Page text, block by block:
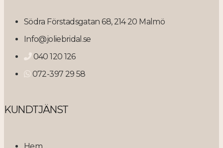
Södra Förstadsgatan 68, 214 20 Malmö
Info@joliebridal.se
040 120 126
072-397 29 58
KUNDTJÄNST